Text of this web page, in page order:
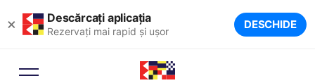
× Descărcați aplicația
Rezervați mai rapid și ușor DESCHIDE